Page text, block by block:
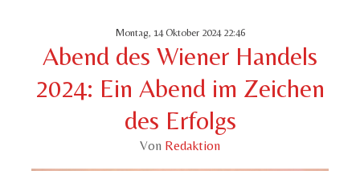
Montag, 14 Oktober 2024 22:46
Abend des Wiener Handels
2024: Ein Abend im Zeichen
des Erfolgs
Von Redaktion